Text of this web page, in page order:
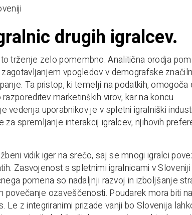
drugih igralcev.
trženje zelo pomembno. Analitična orodja
vpogledov v demografske
Ta pristop, ki temelji na podatkih, omogoča
marketinških virov, kar na koncu
vedenja uporabnikov je v spletni igralniški
spremljanje interakcij igralcev, njihovih
vidik iger na srečo, saj se mnogi igralci
Zasvojenost s spletnimi igralnicami v Sloveniji
pomena so nadaljnji razvoj in izboljšanje
povečanje ozaveščenosti. Poudarek mora biti na
z integriranimi prizade vanji bo Slovenija